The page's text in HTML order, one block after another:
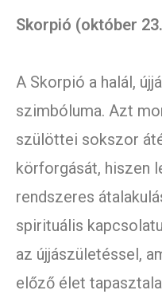
Skorpió (október
A Skorpió a halál,
szimbóluma. Azt
szülöttei sokszor
körforgását, hiszen
rendszeres
spirituális
az újjászületéssel,
előző élet